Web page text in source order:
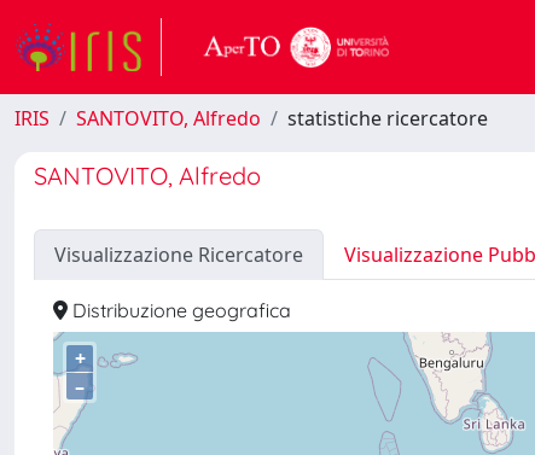
IRIS SANTOVITO, Alfredo statistiche ricercatore
SANTOVITO, Alfredo
Visualizzazione Ricercatore Visualizzazione
Distribuzione geografica
+
–